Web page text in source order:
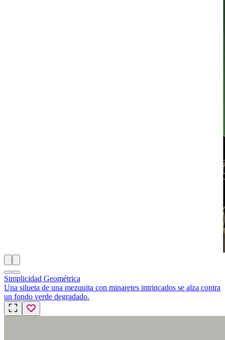
Simplicidad Geométrica
Una silueta de una mezquita con minaretes intrincados se alza contra
un fondo verde degradado.